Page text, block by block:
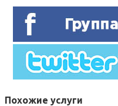
Похожие услуги